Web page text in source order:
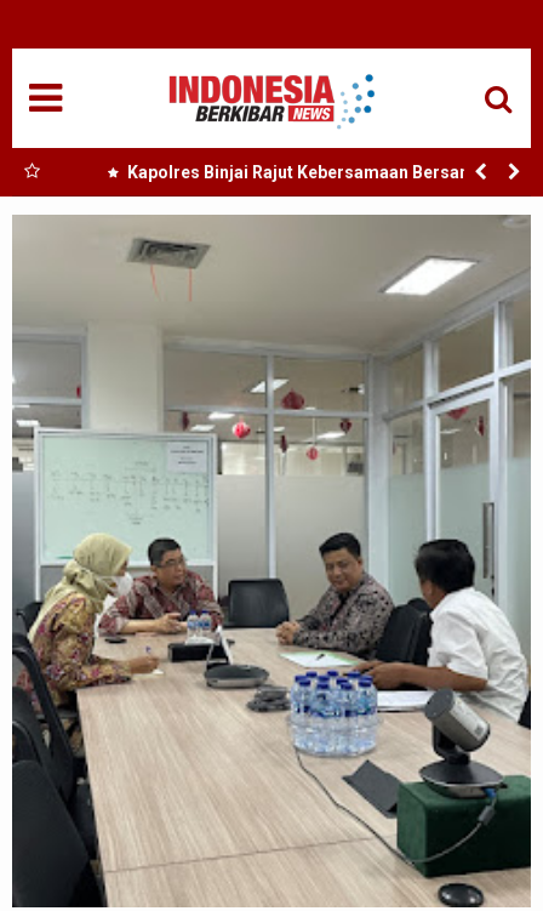
Kapolres Binjai Rajut Kebersamaan Bersama
Komunitas Ojek Online Kota Binjai
NASIONAL
SUMUT
MEDAN
TANJUNGBALAI
ACEH
EDUKASI
ADVETORIAL